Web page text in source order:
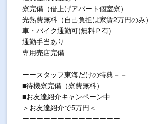
寮完備（借上げアパート個室寮）
光熱費無料（自己負担は家賃2万円のみ）
車・バイク通勤可(無料Ｐ有)
通勤手当あり
専用売店完備
ーースタッフ東海だけの特典－－
■待機寮完備（寮費無料）
■お友達紹介キャンペーン中
＞お友達紹介で5万円＜
ーーーーーーーーーーーーーー